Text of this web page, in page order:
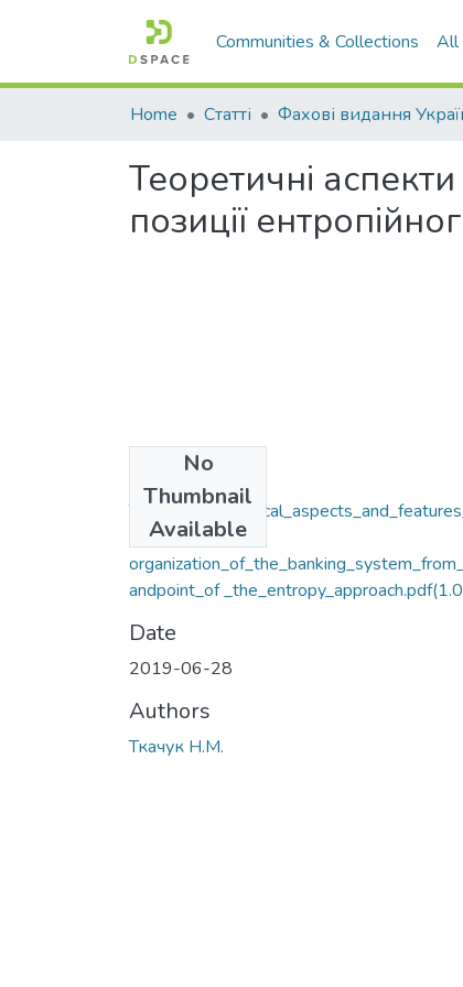
Communities & Collections All
Home Статті Фахові видання
Теоретичні аспекти
позиції
No
Thumbnail
Available
e_self-
andpoint_of _the_entropy_approach.pdf
Date
2019-06-28
Authors
Ткачук Н.М.